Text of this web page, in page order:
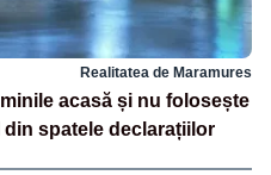
Realitatea de Maramures
acasă și nu folosește
spatele declarațiilor